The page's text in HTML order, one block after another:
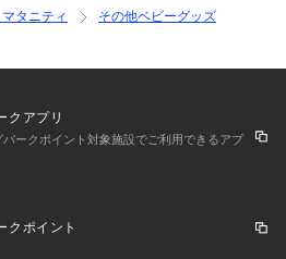
折り、赤ちゃんを真ん中に寝かせ
みからはみ出さないように気をつけ
んを包みます。余った布は体の下に
れるため、上半身を包むだけでもO
タニティ
その他ベビーグッズ
クアプリ
ークポイント対象施設でご利用できるアプ
クポイント